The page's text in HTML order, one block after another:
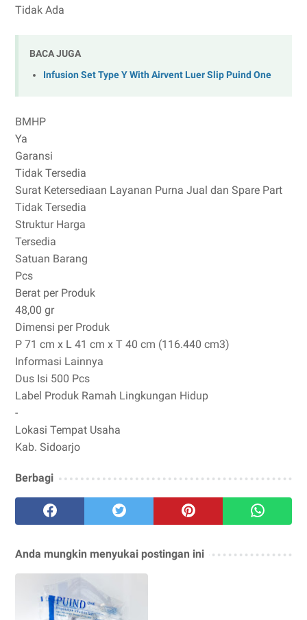
Tidak Ada
BACA JUGA
Infusion Set Type Y With Airvent Luer Slip Puind One
BMHP
Ya
Garansi
Tidak Tersedia
Surat Ketersediaan Layanan Purna Jual dan Spare Part
Tidak Tersedia
Struktur Harga
Tersedia
Satuan Barang
Pcs
Berat per Produk
48,00 gr
Dimensi per Produk
P 71 cm x L 41 cm x T 40 cm (116.440 cm3)
Informasi Lainnya
Dus Isi 500 Pcs
Label Produk Ramah Lingkungan Hidup
-
Lokasi Tempat Usaha
Kab. Sidoarjo
Berbagi
Anda mungkin menyukai postingan ini